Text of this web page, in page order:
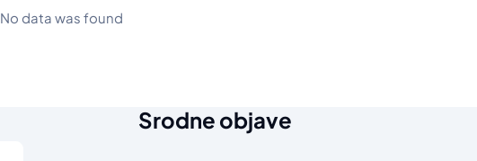
No data was found
Srodne objave